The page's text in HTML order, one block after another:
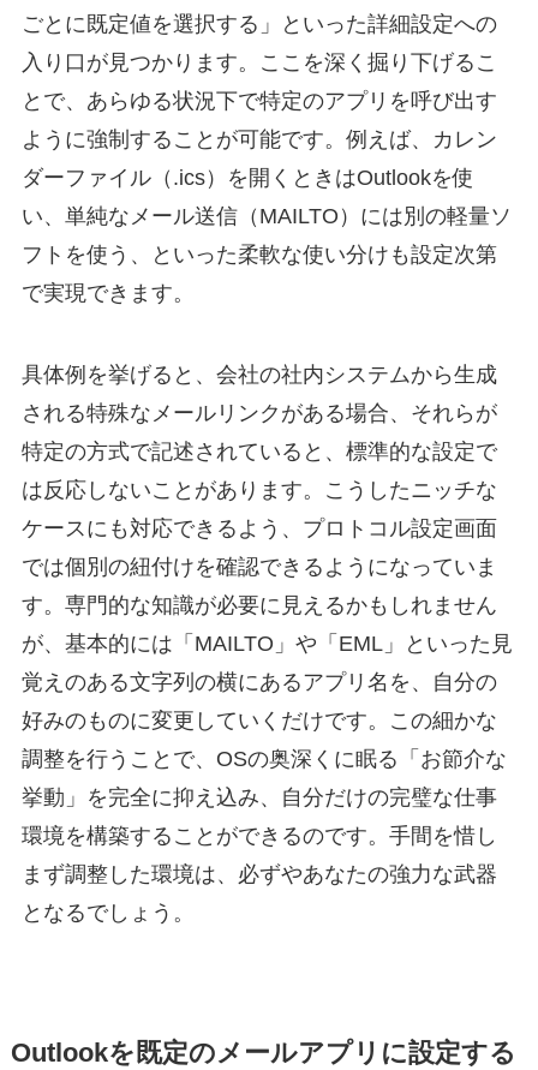
ごとに既定値を選択する」といった詳細設定への
入り口が見つかります。ここを深く掘り下げるこ
とで、あらゆる状況下で特定のアプリを呼び出す
ように強制することが可能です。例えば、カレン
ダーファイル（.ics）を開くときはOutlookを使
い、単純なメール送信（MAILTO）には別の軽量ソ
フトを使う、といった柔軟な使い分けも設定次第
で実現できます。
具体例を挙げると、会社の社内システムから生成
される特殊なメールリンクがある場合、それらが
特定の方式で記述されていると、標準的な設定で
は反応しないことがあります。こうしたニッチな
ケースにも対応できるよう、プロトコル設定画面
では個別の紐付けを確認できるようになっていま
す。専門的な知識が必要に見えるかもしれません
が、基本的には「MAILTO」や「EML」といった見
覚えのある文字列の横にあるアプリ名を、自分の
好みのものに変更していくだけです。この細かな
調整を行うことで、OSの奥深くに眠る「お節介な
挙動」を完全に抑え込み、自分だけの完璧な仕事
環境を構築することができるのです。手間を惜し
まず調整した環境は、必ずやあなたの強力な武器
となるでしょう。
Outlookを既定のメールアプリに設定する